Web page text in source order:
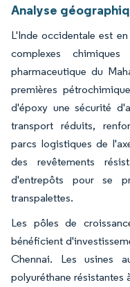
Analyse
L'Inde occidentale est
complexes
pharmaceutique du
premières
d'époxy une sécurité
transport réduits,
parcs logistiques de
des revêtements
d'entrepôts pour se
transpalettes.
Les pôles de
bénéficient
Chennai. Les usines
polyuréthane résistantes